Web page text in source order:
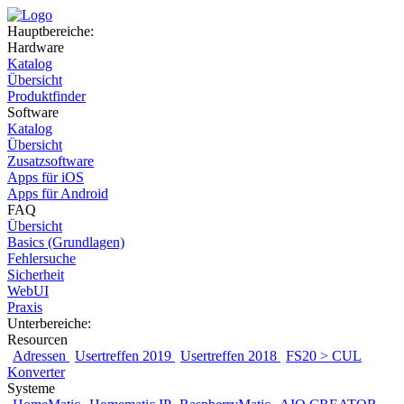
Hauptbereiche:
Hardware
Katalog
Übersicht
Produktfinder
Software
Katalog
Übersicht
Zusatzsoftware
Apps für iOS
Apps für Android
FAQ
Übersicht
Basics (Grundlagen)
Fehlersuche
Sicherheit
WebUI
Praxis
Unterbereiche:
Resourcen
Adressen
Usertreffen 2019 Usertreffen 2018 FS20 > CUL
Konverter
Systeme